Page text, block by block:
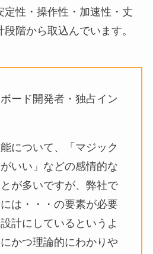
定性・操作性・加速性・丈
階から取込んでいます。
ード開発者・独占イン
について、「マジック
いい」などの感情的な
が多いですが、弊社で
は・・・の要素が必要
計にしているというよ
かつ理論的にわかりや